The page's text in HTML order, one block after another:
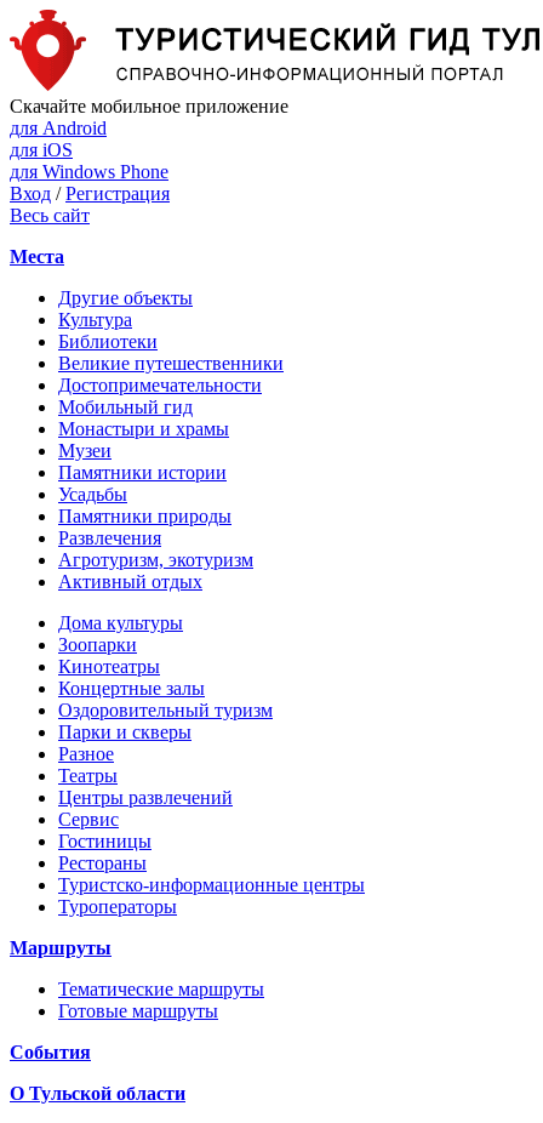
Скачайте мобильное приложение
для Android
для iOS
для Windows Phone
Вход /Регистрация
Весь сайт
Места
Другие объекты
Культура
Библиотеки
Великие путешественники
Достопримечательности
Мобильный гид
Монастыри и храмы
Музеи
Памятники истории
Усадьбы
Памятники природы
Развлечения
Агротуризм, экотуризм
Активный отдых
Дома культуры
Зоопарки
Кинотеатры
Концертные залы
Оздоровительный туризм
Парки и скверы
Разное
Театры
Центры развлечений
Сервис
Гостиницы
Рестораны
Туристско-информационные центры
Туроператоры
Маршруты
Тематические маршруты
Готовые маршруты
События
О Тульской области